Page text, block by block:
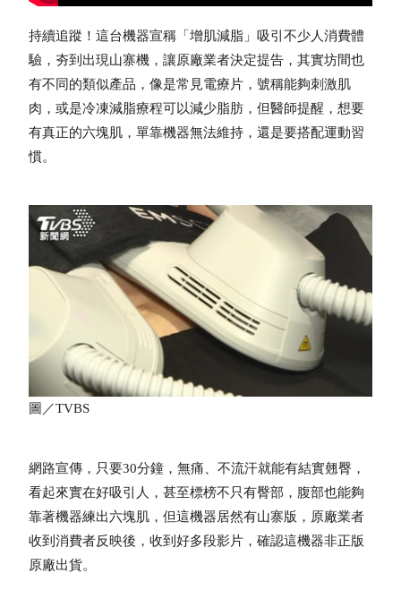
持續追蹤！這台機器宣稱「增肌減脂」吸引不少人消費體
驗，夯到出現山寨機，讓原廠業者決定提告，其實坊間也
有不同的類似產品，像是常見電療片，號稱能夠刺激肌
肉，或是冷凍減脂療程可以減少脂肪，但醫師提醒，想要
有真正的六塊肌，單靠機器無法維持，還是要搭配運動習
慣。
圖／TVBS
網路宣傳，只要30分鐘，無痛、不流汗就能有結實翹臀，
看起來實在好吸引人，甚至標榜不只有臀部，腹部也能夠
靠著機器練出六塊肌，但這機器居然有山寨版，原廠業者
收到消費者反映後，收到好多段影片，確認這機器非正版
原廠出貨。